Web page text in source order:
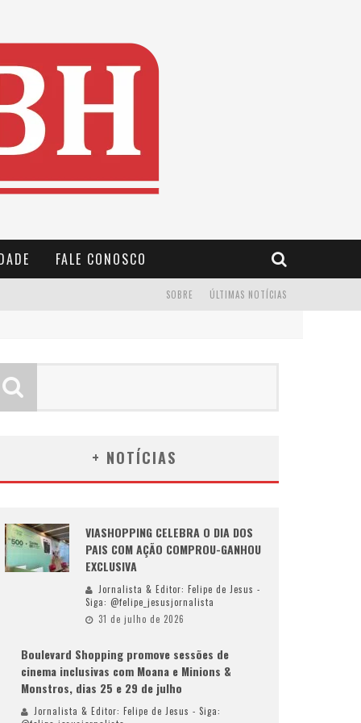
FALE CONOSCO
ÚLTIMAS NOTÍCIAS
SOBRE
+ NOTÍCIAS
VIASHOPPING CELEBRA O DIA DOS
PAIS COM AÇÃO COMPROU-GANHOU
EXCLUSIVA
Jornalista & Editor: Felipe de Jesus -
Siga: @felipe_jesusjornalista
31 de julho de 2026
Boulevard Shopping promove sessões de
cinema inclusivas com Moana e Minions &
Monstros, dias 25 e 29 de julho
Jornalista & Editor: Felipe de Jesus - Siga: